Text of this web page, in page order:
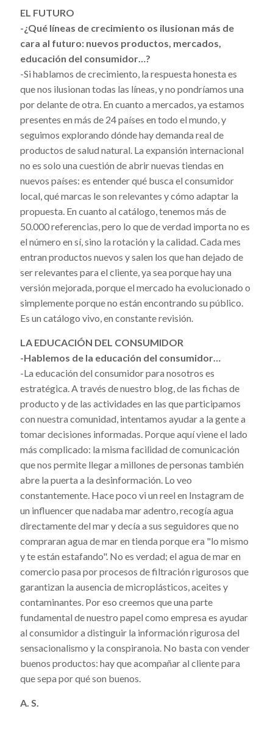
EL FUTURO
-¿Qué líneas de crecimiento os ilusionan más de
cara al futuro: nuevos productos, mercados,
educación del consumidor…?
-Si hablamos de crecimiento, la respuesta honesta es
que nos ilusionan todas las líneas, y no pondríamos una
por delante de otra. En cuanto a mercados, ya estamos
presentes en más de 24 países en todo el mundo, y
seguimos explorando dónde hay demanda real de
productos de salud natural. La expansión internacional
no es solo una cuestión de abrir nuevas tiendas en
nuevos países: es entender qué busca el consumidor
local, qué marcas le son relevantes y cómo adaptar la
propuesta. En cuanto al catálogo, tenemos más de
50.000 referencias, pero lo que de verdad importa no es
el número en sí, sino la rotación y la calidad. Cada mes
entran productos nuevos y salen los que han dejado de
ser relevantes para el cliente, ya sea porque hay una
versión mejorada, porque el mercado ha evolucionado o
simplemente porque no están encontrando su público.
Es un catálogo vivo, en constante revisión.
LA EDUCACIÓN DEL CONSUMIDOR
-Hablemos de la educación del consumidor…
-La educación del consumidor para nosotros es
estratégica. A través de nuestro blog, de las fichas de
producto y de las actividades en las que participamos
con nuestra comunidad, intentamos ayudar a la gente a
tomar decisiones informadas. Porque aquí viene el lado
más complicado: la misma facilidad de comunicación
que nos permite llegar a millones de personas también
abre la puerta a la desinformación. Lo veo
constantemente. Hace poco vi un reel en Instagram de
un influencer que nadaba mar adentro, recogía agua
directamente del mar y decía a sus seguidores que no
compraran agua de mar en tienda porque era "lo mismo
y te están estafando". No es verdad; el agua de mar en
comercio pasa por procesos de filtración rigurosos que
garantizan la ausencia de microplásticos, aceites y
contaminantes. Por eso creemos que una parte
fundamental de nuestro papel como empresa es ayudar
al consumidor a distinguir la información rigurosa del
sensacionalismo y la conspiranoia. No basta con vender
buenos productos: hay que acompañar al cliente para
que sepa por qué son buenos.
A. S.